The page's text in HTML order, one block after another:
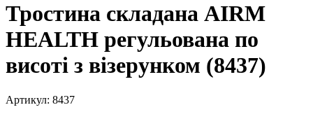
Тростина складана AIRM
HEALTH регульована по
висоті з візерунком (8437)
Артикул: 8437